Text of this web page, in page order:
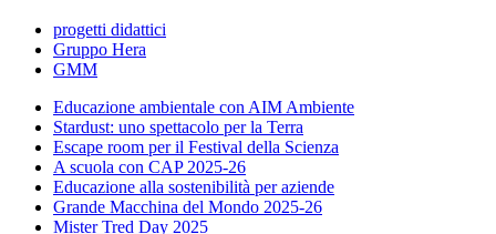
progetti didattici
Gruppo Hera
GMM
Educazione ambientale con AIM Ambiente
Stardust: uno spettacolo per la Terra
Escape room per il Festival della Scienza
A scuola con CAP 2025-26
Educazione alla sostenibilità per aziende
Grande Macchina del Mondo 2025-26
Mister Tred Day 2025